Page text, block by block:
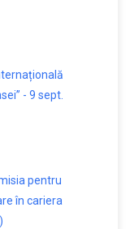
- 9 sept.
pentru
în cariera